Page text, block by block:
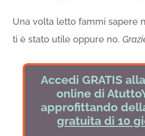
Una volta letto fammi sapere
ti è stato utile oppure no.
Accedi GRATIS
online di
approfittando
gratuita di 10